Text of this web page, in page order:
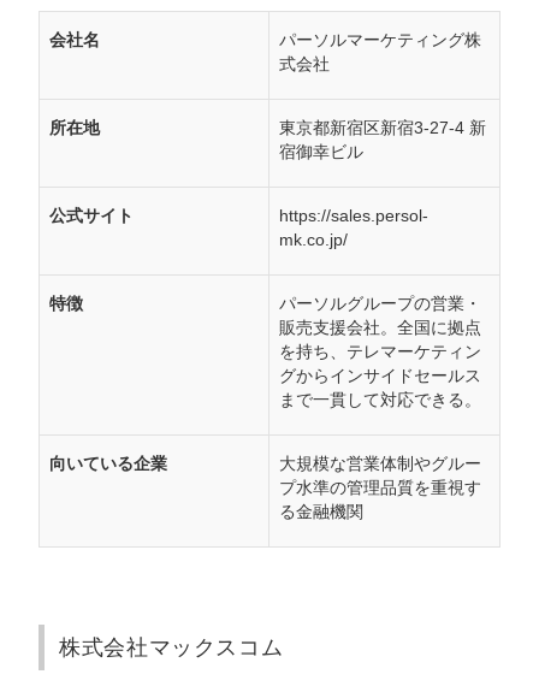
プロに無料相談をする
会社概要資料をダウンロー
ドする
会社名
パーソルマーケティング株
式会社
所在地
東京都新宿区新宿3-27-4 新
宿御幸ビル
公式サイト
https://sales.persol-
mk.co.jp/
特徴
パーソルグループの営業・
販売支援会社。全国に拠点
を持ち、テレマーケティン
グからインサイドセールス
まで一貫して対応できる。
向いている企業
大規模な営業体制やグルー
プ水準の管理品質を重視す
る金融機関
株式会社マックスコム